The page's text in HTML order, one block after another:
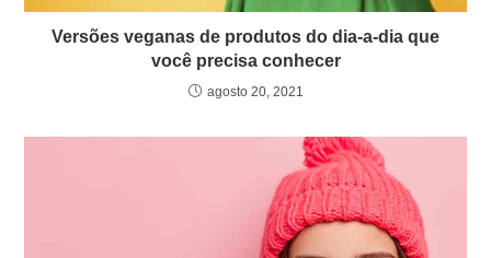
Versões veganas de produtos do dia-a-dia que
você precisa conhecer
agosto 20, 2021